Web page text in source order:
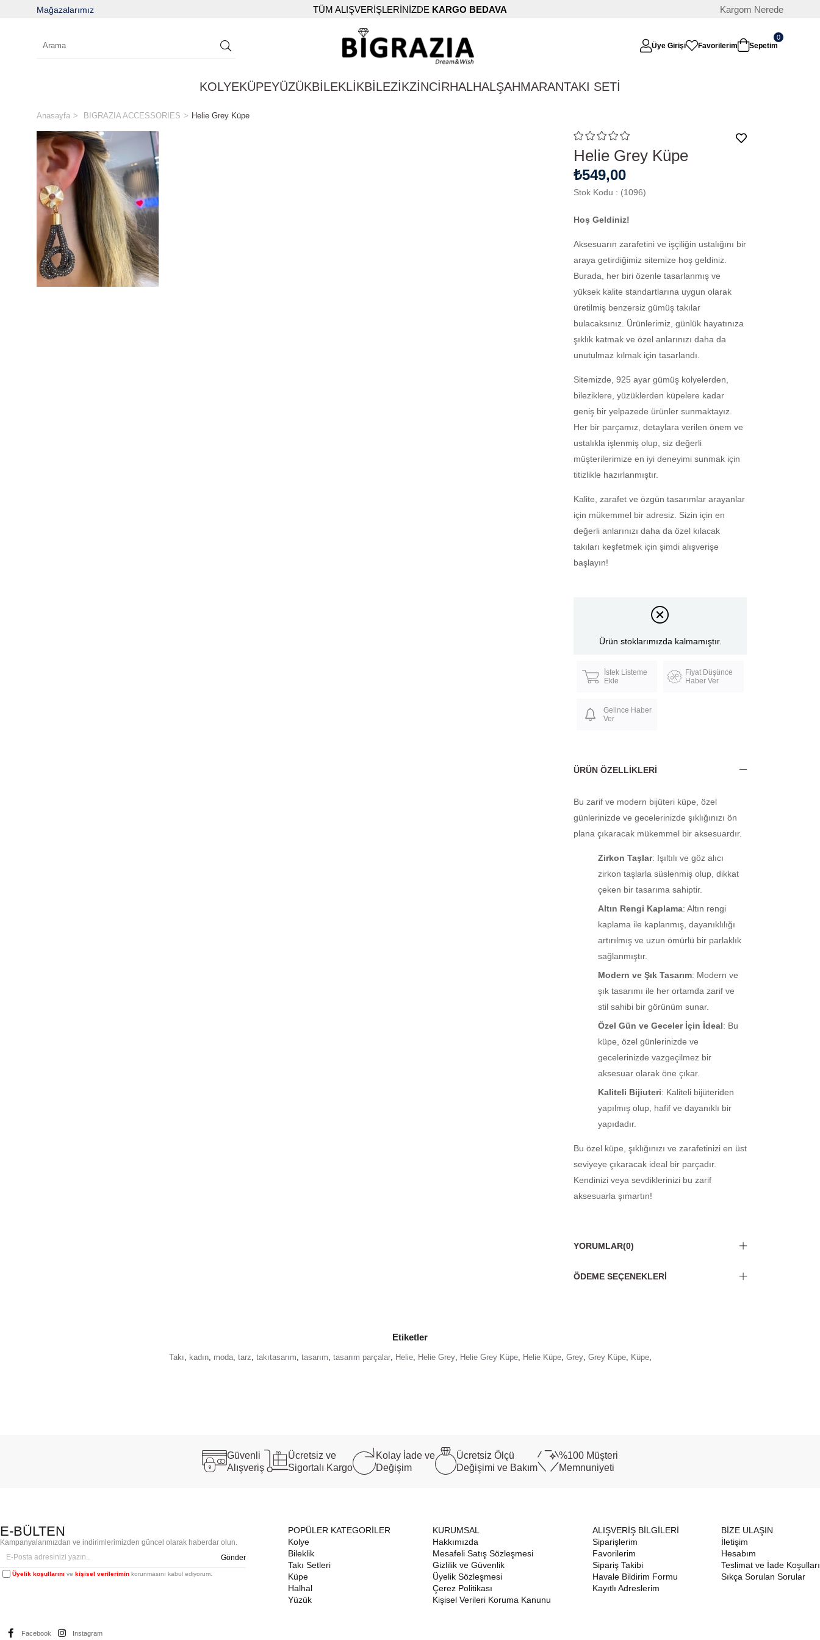
Mağazalarımız TÜM ALIŞVERİŞLERİNİZDE KARGO BEDAVA Kargom Nerede
Üye Girişi Favorilerim Sepetim
0
KOLYEKÜPEYÜZÜKBİLEKLİKBİLEZİKZİNCİRHALHALŞAHMARANTAKI SETİ
Anasayfa BIGRAZIA ACCESSORIES Helie Grey Küpe
Helie Grey Küpe
₺549,00
Stok Kodu (1096)
Hoş Geldiniz!
Aksesuarın zarafetini ve işçiliğin ustalığını bir
araya getirdiğimiz sitemize hoş geldiniz.
Burada, her biri özenle tasarlanmış ve
yüksek kalite standartlarına uygun olarak
üretilmiş benzersiz gümüş takılar
bulacaksınız. Ürünlerimiz, günlük hayatınıza
şıklık katmak ve özel anlarınızı daha da
unutulmaz kılmak için tasarlandı.
Sitemizde, 925 ayar gümüş kolyelerden,
bileziklere, yüzüklerden küpelere kadar
geniş bir yelpazede ürünler sunmaktayız.
Her bir parçamız, detaylara verilen önem ve
ustalıkla işlenmiş olup, siz değerli
müşterilerimize en iyi deneyimi sunmak için
titizlikle hazırlanmıştır.
Kalite, zarafet ve özgün tasarımlar arayanlar
için mükemmel bir adresiz. Sizin için en
değerli anlarınızı daha da özel kılacak
takıları keşfetmek için şimdi alışverişe
başlayın!
Ürün stoklarımızda kalmamıştır.
İstek Listeme
Ekle
Fiyat Düşünce
Haber Ver
Gelince Haber
Ver
ÜRÜN ÖZELLIKLERI
Bu zarif ve modern bijüteri küpe, özel
günlerinizde ve gecelerinizde şıklığınızı ön
plana çıkaracak mükemmel bir aksesuardır.
Zirkon Taşlar: Işıltılı ve göz alıcı
zirkon taşlarla süslenmiş olup, dikkat
çeken bir tasarıma sahiptir.
Altın Rengi Kaplama: Altın rengi
kaplama ile kaplanmış, dayanıklılığı
artırılmış ve uzun ömürlü bir parlaklık
sağlanmıştır.
Modern ve Şık Tasarım: Modern ve
şık tasarımı ile her ortamda zarif ve
stil sahibi bir görünüm sunar.
Özel Gün ve Geceler İçin İdeal: Bu
küpe, özel günlerinizde ve
gecelerinizde vazgeçilmez bir
aksesuar olarak öne çıkar.
Kaliteli Bijiuteri: Kaliteli bijüteriden
yapılmış olup, hafif ve dayanıklı bir
yapıdadır.
Bu özel küpe, şıklığınızı ve zarafetinizi en üst
seviyeye çıkaracak ideal bir parçadır.
Kendinizi veya sevdiklerinizi bu zarif
aksesuarla şımartın!
YORUMLAR(0)
ÖDEME SEÇENEKLERI
Etiketler
Takı, kadın, moda, tarz, takıtasarım, tasarım, tasarım parçalar, Helie, Helie Grey, Helie Grey Küpe, Helie Küpe, Grey, Grey Küpe, Küpe,
Güvenli
Alışveriş
Ücretsiz ve
Sigortalı Kargo
Kolay İade ve
Değişim
Ücretsiz Ölçü
Değişimi ve Bakım
%100 Müşteri
Memnuniyeti
E-BÜLTEN
Kampanyalarımızdan ve indirimlerimizden güncel olarak haberdar olun.
Gönder
Üyelik koşullarını ve kişisel verilerimin korunmasını kabul ediyorum.
Facebook Instagram
POPÜLER KATEGORİLER
Kolye
Bileklik
Takı Setleri
Küpe
Halhal
Yüzük
KURUMSAL
Hakkımızda
Mesafeli Satış Sözleşmesi
Gizlilik ve Güvenlik
Üyelik Sözleşmesi
Çerez Politikası
Kişisel Verileri Koruma Kanunu
ALIŞVERİŞ BİLGİLERİ
Siparişlerim
Favorilerim
Sipariş Takibi
Havale Bildirim Formu
Kayıtlı Adreslerim
BİZE ULAŞIN
İletişim
Hesabım
Teslimat ve İade Koşulları
Sıkça Sorulan Sorular